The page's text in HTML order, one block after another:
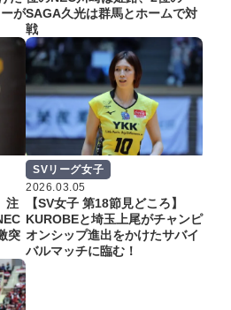
がSAGA久光は群馬とホームで対
戦
注
突
SVリーグ女子
2026.03.05
【SV女子 第18節見どころ】
KUROBEと埼玉上尾がチャンピ
オンシップ進出をかけたサバイ
バルマッチに臨む！